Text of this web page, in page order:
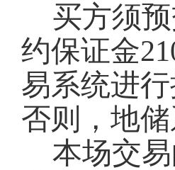
买方须
约保证金
易系统进
否则，地
本场交